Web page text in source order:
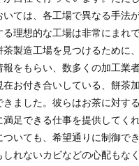
いては、各工場で異なる手法
る理想的な工場は非常にまれ
茶製造工場を見つけるために
報をもらい、数多くの加工業
在お付き合いしている、餅茶
きました。彼らはお茶に対す
満足できる仕事を提供してく
ついても、希望通りに制御で
れないカビなどの心配もな